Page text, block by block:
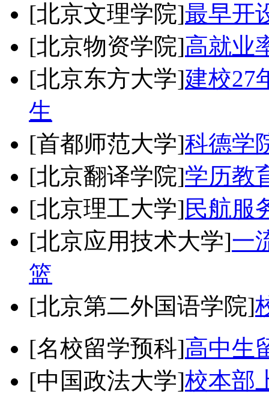
[北京文理学院]最早开
[北京物资学院]高就业
[北京东方大学]建校27
生
[首都师范大学]科德学
[北京翻译学院]学历教
[北京理工大学]民航服
[北京应用技术大学]一
篮
[北京第二外国语学院]
[名校留学预科]高中生
[中国政法大学]校本部